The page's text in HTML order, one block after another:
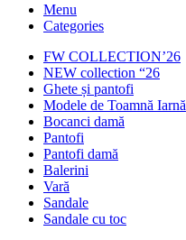
Menu
Categories
FW COLLECTION’26
NEW collection “26
Ghete și pantofi
Modele de Toamnă Iarnă
Bocanci damă
Pantofi
Pantofi damă
Balerini
Vară
Sandale
Sandale cu toc